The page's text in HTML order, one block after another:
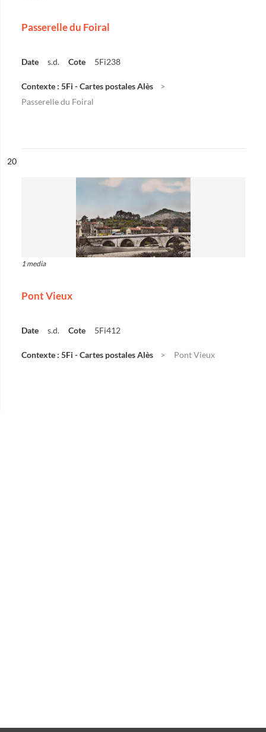
Passerelle du Foiral
Date s.d. Cote 5Fi238
Contexte : 5Fi - Cartes postales Alès
Passerelle du Foiral
n°
20
1 media
Pont Vieux
Date s.d. Cote 5Fi412
Contexte : 5Fi - Cartes postales Alès Pont Vieux